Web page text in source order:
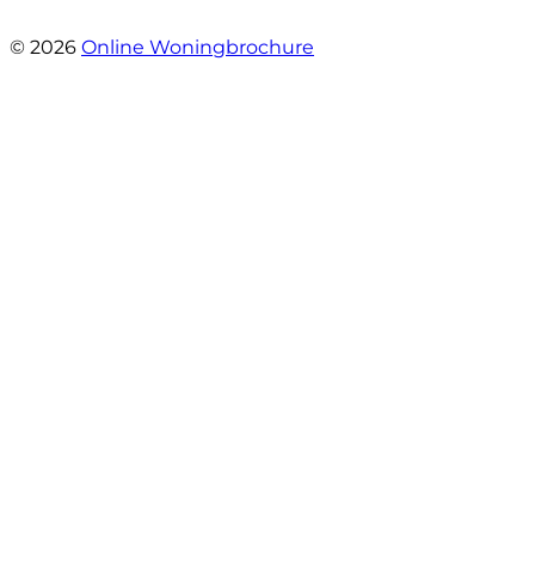
© 2026 Online Woningbrochure